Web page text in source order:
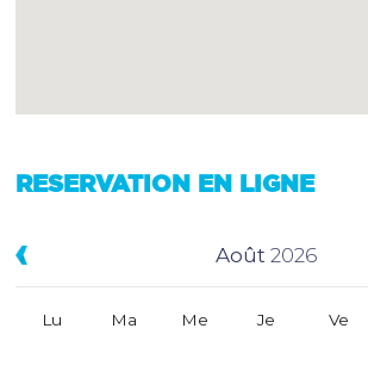
RESERVATION EN LIGNE
Août 2026
Lu Ma Me Je Ve